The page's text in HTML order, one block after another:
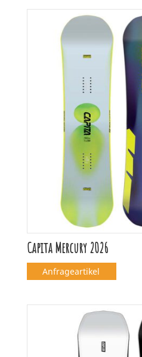
Capita Mercury 2026
Anfrageartikel